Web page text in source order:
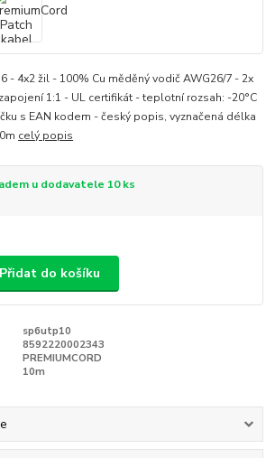
- 4x2 žil - 100% Cu měděný vodič AWG26/7 - 2x
1:1 - UL certifikát - teplotní rozsah: -20°C
s EAN kodem - český popis, vyznačená délka
celý popis
u dodavatele 10 ks
Přidat do košíku
sp6utp10
8592220002343
PREMIUMCORD
10m